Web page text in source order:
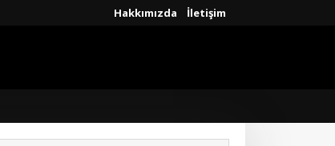
Hakkımızda İletişim